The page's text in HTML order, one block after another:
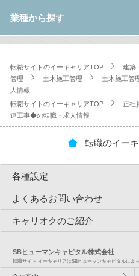
業種から探す
転職サイトのイーキャリアTOP 建築
管理
土木施工管理
土木施工管
人情報
転職サイトのイーキャリアTOP
正社
連工事◆の転職・求人情報
転職のイー
各種設定
よくあるお問い合わせ
キャリオクのご紹介
SBヒューマンキャピタル株式会社
転職サイト イーキャリアはSBヒューマンキャピタルによ